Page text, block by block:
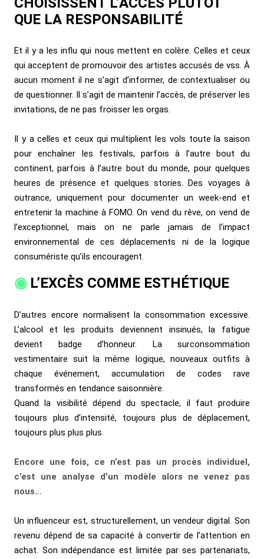
QUE LA RESPONSABILITÉ
Et il y a les influ qui nous mettent en colère. Celles et ceux
qui acceptent de promouvoir des artistes accusés de vss. À
aucun moment il ne s’agit d’informer, de contextualiser ou
de questionner. Il s’agit de maintenir l’accès, de préserver les
invitations, de ne pas froisser les orgas.
Il y a celles et ceux qui multiplient les vols toute la saison
pour enchaîner les festivals, parfois à l’autre bout du
continent, parfois à l’autre bout du monde, pour quelques
heures de présence et quelques stories. Des voyages à
outrance, uniquement pour documenter un week-end et
entretenir la machine à FOMO. On vend du rêve, on vend de
l’exceptionnel, mais on ne parle jamais de l’impact
environnemental de ces déplacements ni de la logique
consumériste qu’ils encouragent.
L’EXCÈS COMME ESTHÉTIQUE
D’autres encore normalisent la consommation excessive.
L’alcool et les produits deviennent insinués, la fatigue
devient badge d’honneur. La surconsommation
vestimentaire suit la même logique, nouveaux outfits à
chaque événement, accumulation de codes rave
transformés en tendance saisonnière.
Quand la visibilité dépend du spectacle, il faut produire
toujours plus d’intensité, toujours plus de déplacement,
toujours plus plus plus.
Encore une fois, ce n’est pas un procès individuel,
c’est une analyse d’un modèle alors ne venez pas
nous…
Un influenceur est, structurellement, un vendeur digital. Son
revenu dépend de sa capacité à convertir de l’attention en
achat. Son indépendance est limitée par ses partenariats,